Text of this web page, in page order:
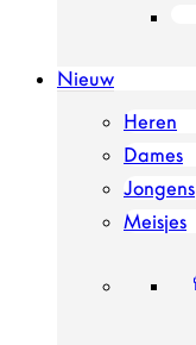
Nieuw
Heren
Dames
Jongens
Meisjes